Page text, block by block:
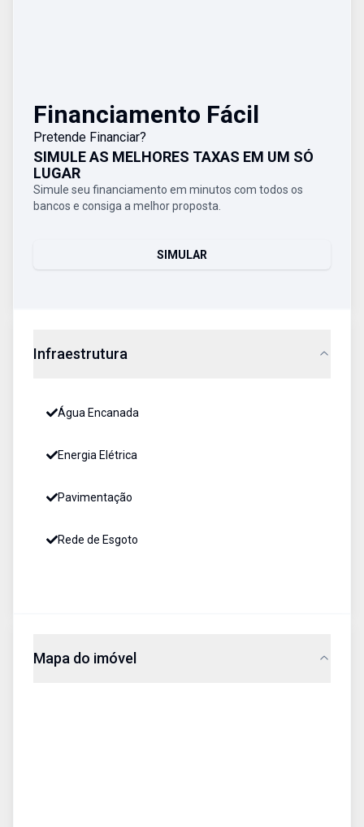
Financiamento Fácil
Pretende Financiar?
SIMULE AS MELHORES TAXAS EM UM SÓ
LUGAR
Simule seu financiamento em minutos com todos os
bancos e consiga a melhor proposta.
SIMULAR
Infraestrutura
Água Encanada
Energia Elétrica
Pavimentação
Rede de Esgoto
Mapa do imóvel